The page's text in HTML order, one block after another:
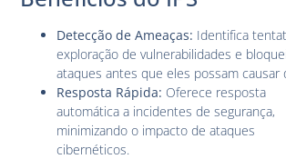
Detecção de Ameaças: Identifica
exploração de vulnerabilidades e
ataques antes que eles possam causar
Resposta Rápida: Oferece resposta
automática a incidentes de segurança,
minimizando o impacto de ataques
cibernéticos.